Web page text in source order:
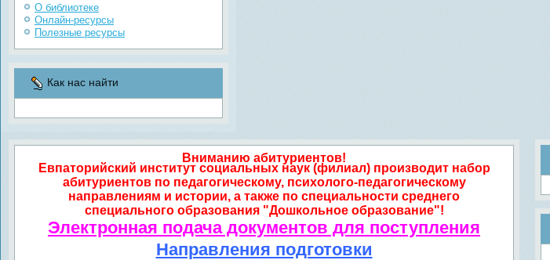
О библиотеке
Онлайн-ресурсы
Полезные ресурсы
Как нас найти
Вниманию абитуриентов!
Евпаторийский институт социальных наук (филиал) производит набор
абитуриентов по педагогическому, психолого-педагогическому
направлениям и истории, а также по специальности среднего
специального образования "Дошкольное образование"!
Электронная подача документов для поступления
Направления подготовки